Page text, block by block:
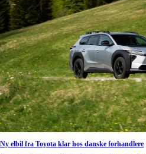
Ny elbil fra Toyota klar hos danske forhandlere